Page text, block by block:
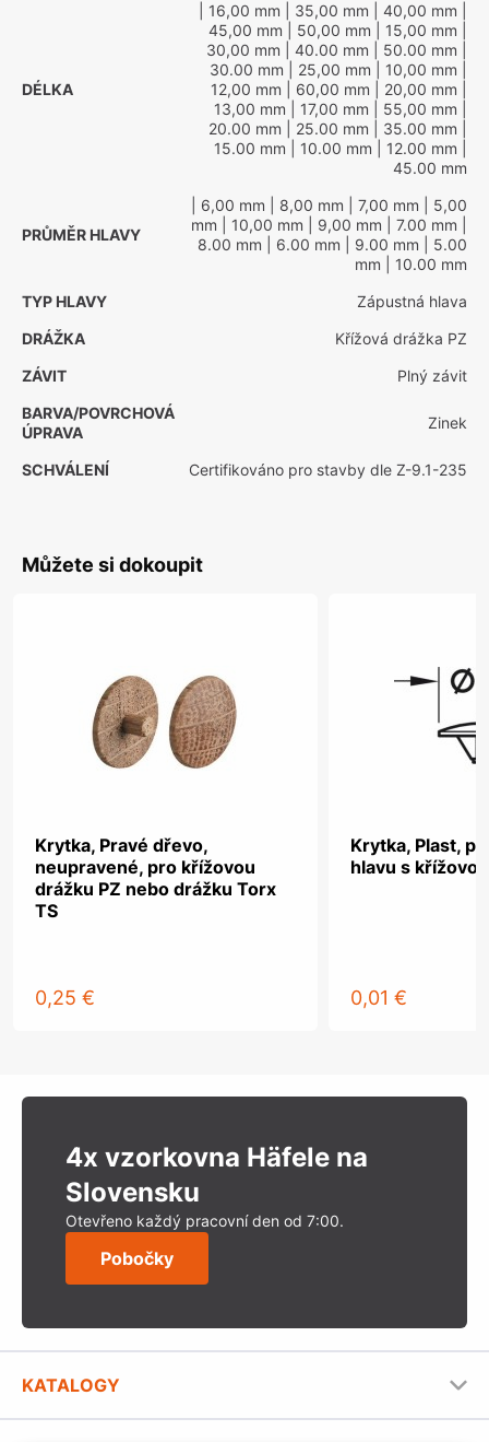
DÉLKA
| 16,00 mm | 35,00 mm | 40,00 mm
45,00 mm | 50,00 mm | 15,00 mm
30,00 mm | 40.00 mm | 50.00 mm
30.00 mm | 25,00 mm | 10,00 mm
12,00 mm | 60,00 mm | 20,00 mm
13,00 mm | 17,00 mm | 55,00 mm
20.00 mm | 25.00 mm | 35.00 mm
15.00 mm | 10.00 mm | 12.00 mm
45.00 mm
PRŮMĚR HLAVY
| 6,00 mm | 8,00 mm | 7,00 mm | 5,00
mm | 10,00 mm | 9,00 mm | 7.00 mm
8.00 mm | 6.00 mm | 9.00 mm | 5.00
mm | 10.00 mm
TYP HLAVY
Zápustná hlava
DRÁŽKA
Křížová drážka PZ
ZÁVIT
Plný závit
BARVA/POVRCHOVÁ
ÚPRAVA
Zinek
SCHVÁLENÍ Certifikováno pro stavby dle Z-9.1-235
Můžete si dokoupit
Krytka, Pravé dřevo,
neupravené, pro křížovou
drážku PZ nebo drážku Torx
TS
0,25 €
Krytka, Plast,
hlavu s
0,01 €
4x vzorkovna Häfele na
Slovensku
Otevřeno každý pracovní den od 7:00.
Pobočky
KATALOGY